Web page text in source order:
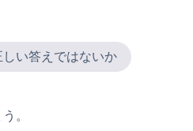
しい答えではないか
。